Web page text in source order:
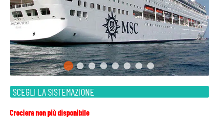
SCEGLI LA SISTEMAZIONE
Crociera non più disponibile